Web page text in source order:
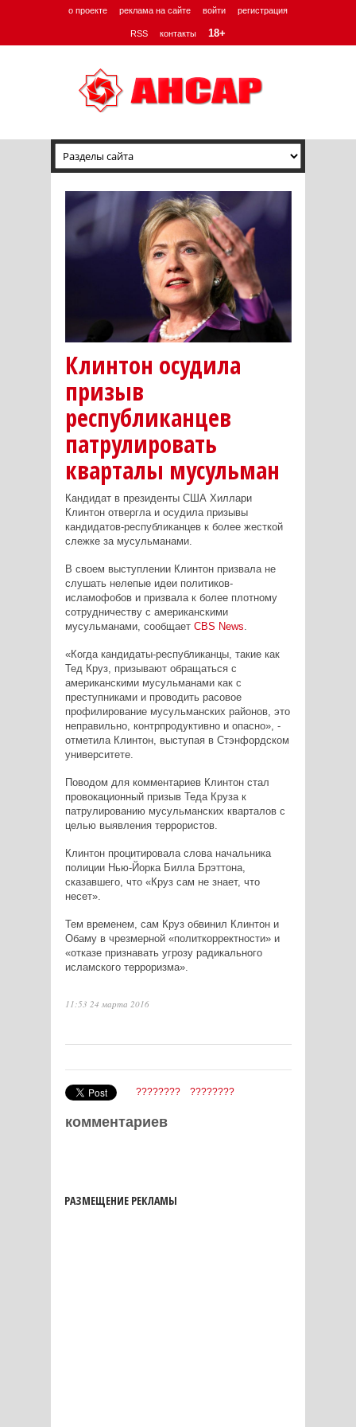
о проекте реклама на сайте войти регистрация
RSS контакты 18+
Клинтон осудила
призыв
республиканцев
патрулировать
кварталы мусульман
Кандидат в президенты США Хиллари
Клинтон отвергла и осудила призывы
кандидатов-республиканцев к более жесткой
слежке за мусульманами.
В своем выступлении Клинтон призвала не
слушать нелепые идеи политиков-
исламофобов и призвала к более плотному
сотрудничеству с американскими
мусульманами, сообщает CBS News.
«Когда кандидаты-республиканцы, такие как
Тед Круз, призывают обращаться с
американскими мусульманами как с
преступниками и проводить расовое
профилирование мусульманских районов, это
неправильно, контрпродуктивно и опасно», -
отметила Клинтон, выступая в Стэнфордском
университете.
Поводом для комментариев Клинтон стал
провокационный призыв Теда Круза к
патрулированию мусульманских кварталов с
целью выявления террористов.
Клинтон процитировала слова начальника
полиции Нью-Йорка Билла Брэттона,
сказавшего, что «Круз сам не знает, что
несет».
Тем временем, сам Круз обвинил Клинтон и
Обаму в чрезмерной «политкорректности» и
«отказе признавать угрозу радикального
исламского терроризма».
11:53 24 марта 2016
???????? ????????
комментариев
РАЗМЕЩЕНИЕ РЕКЛАМЫ